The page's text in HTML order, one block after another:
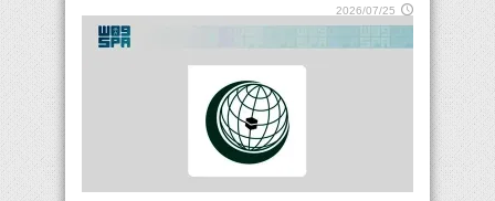
2026/07/25